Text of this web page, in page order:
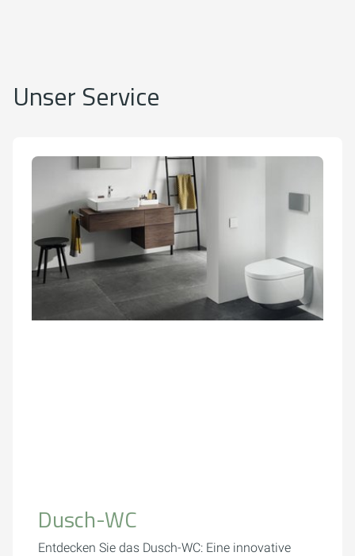
Unser Service
Dusch-WC
Entdecken Sie das Dusch-WC: Eine innovative